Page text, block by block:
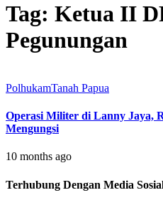
Tag: Ketua II
Pegunungan
PolhukamTanah Papua
Operasi Militer di Lanny Jaya,
Mengungsi
10 months ago
Terhubung Dengan Media